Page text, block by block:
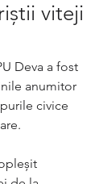
viteji
Deva a fost
anumitor
civice